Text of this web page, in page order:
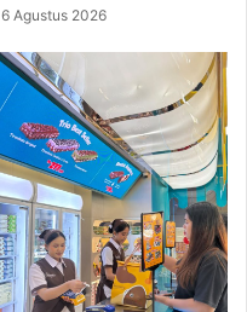
6 Agustus 2026